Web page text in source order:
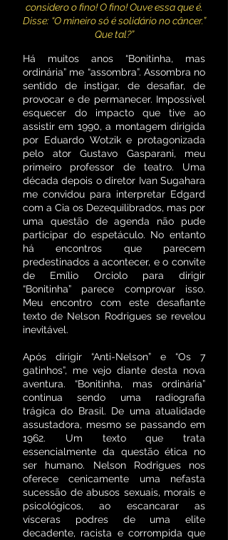
considero o fino! O fino! Ouve essa que é.
Disse: “O mineiro só é solidário no câncer.”
Que tal?”
Há muitos anos “Bonitinha, mas
ordinária” me “assombra”. Assombra no
sentido de instigar, de desafiar, de
provocar e de permanecer. Impossível
esquecer do impacto que tive ao
assistir em 1990, a montagem dirigida
por Eduardo Wotzik e protagonizada
pelo ator Gustavo Gasparani, meu
primeiro professor de teatro. Uma
década depois o diretor Ivan Sugahara
me convidou para interpretar Edgard
com a Cia os Dezequilibrados, mas por
uma questão de agenda não pude
participar do espetáculo. No entanto
há encontros que parecem
predestinados a acontecer, e o convite
de Emílio Orciolo para dirigir
“Bonitinha” parece comprovar isso.
Meu encontro com este desafiante
texto de Nelson Rodrigues se revelou
inevitável.
Após dirigir “Anti-Nelson” e “Os 7
gatinhos”, me vejo diante desta nova
aventura. “Bonitinha, mas ordinária”
continua sendo uma radiografia
trágica do Brasil. De uma atualidade
assustadora, mesmo se passando em
1962. Um texto que trata
essencialmente da questão ética no
ser humano. Nelson Rodrigues nos
oferece cenicamente uma nefasta
sucessão de abusos sexuais, morais e
psicológicos, ao escancarar as
vísceras podres de uma elite
decadente, racista e corrompida que